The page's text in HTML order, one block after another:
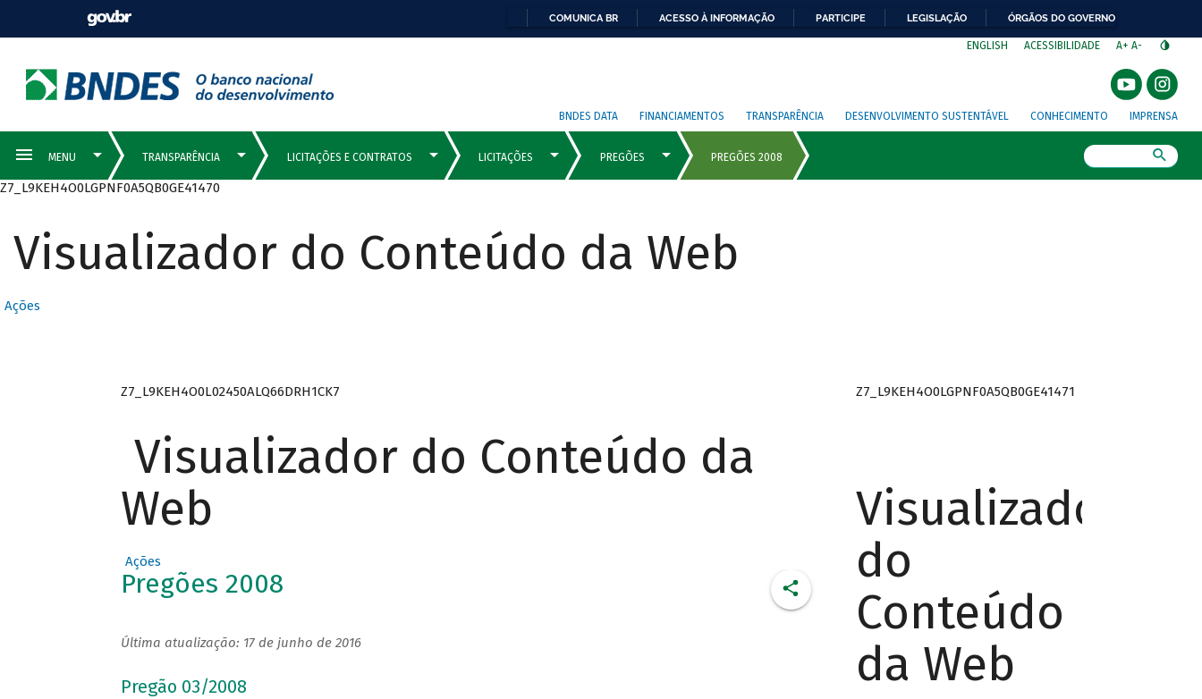
COMUNICA BR ACESSO À INFORMAÇÃO PARTICIPE LEGISLAÇÃO ÓRGÃOS DO GOVERNO
ENGLISH ACESSIBILIDADE A+ A-
BNDES DATA FINANCIAMENTOS TRANSPARÊNCIA DESENVOLVIMENTO SUSTENTÁVEL CONHECIMENTO IMPRENSA
Z7_L9KEH4O0LGPNF0A5QB0GE41470
Visualizador do Conteúdo da Web
Ações
Z7_L9KEH4O0L02450ALQ66DRH1CK7
Visualizador do Conteúdo da
Web
Ações
Pregões 2008
Última atualização: 17 de junho de 2016
Pregão 03/2008
Z7_L9KEH4O0LGPNF0A5QB0GE41471
Visualizador
do
Conteúdo
da Web